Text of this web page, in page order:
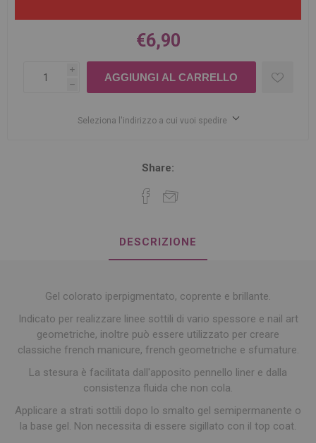
€6,90
i
h
Seleziona l'indirizzo a cui vuoi spedire
Share:
DESCRIZIONE
Gel colorato iperpigmentato, coprente e brillante.
Indicato per realizzare linee sottili di vario spessore e nail art
geometriche, inoltre può essere utilizzato per creare
classiche french manicure, french geometriche e sfumature.
La stesura è facilitata dall'apposito pennello liner e dalla
consistenza fluida che non cola.
Applicare a strati sottili dopo lo smalto gel semipermanente o
la base gel. Non necessita di essere sigillato con il top coat.